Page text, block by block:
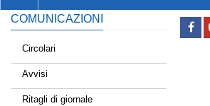
NAVIGATION
COMUNICAZIONI
Circolari
Avvisi
Ritagli di giornale